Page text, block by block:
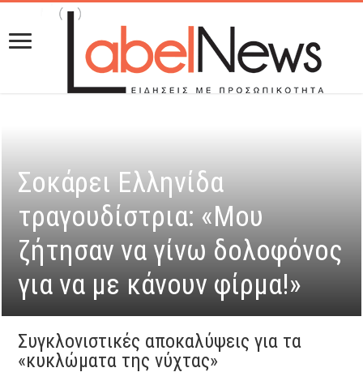
Σοκάρει Ελληνίδα
τραγουδίστρια: «Μου
ζήτησαν να γίνω δολοφόνος
για να με κάνουν φίρμα!»
Συγκλονιστικές αποκαλύψεις για τα
«κυκλώματα της νύχτας»